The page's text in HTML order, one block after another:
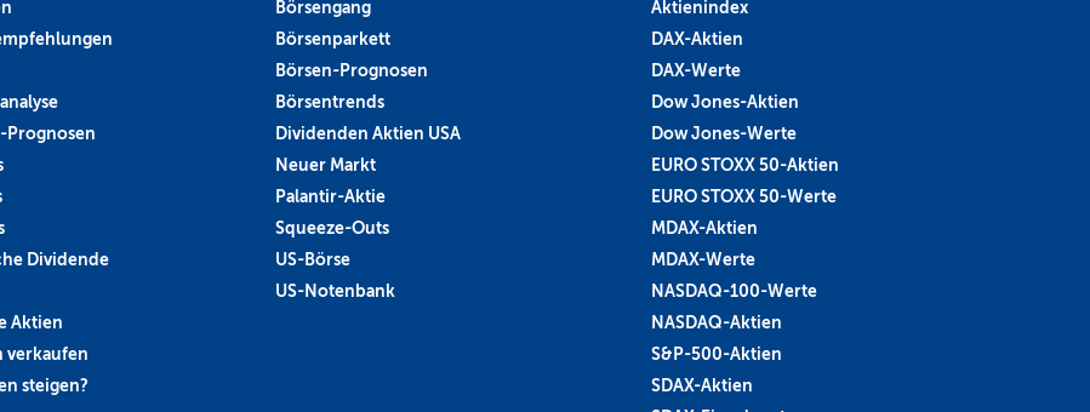
Dividende
Aktien
verkaufen
steigen?
Börsengang
Börsenparkett
Börsen-Prognosen
Börsentrends
Dividenden Aktien USA
Neuer Markt
Palantir-Aktie
Squeeze-Outs
US-Börse
US-Notenbank
Aktienindex
DAX-Aktien
DAX-Werte
Dow Jones-Aktien
Dow Jones-Werte
EURO STOXX 50-Aktien
EURO STOXX 50-Werte
MDAX-Aktien
MDAX-Werte
NASDAQ-100-Werte
NASDAQ-Aktien
S&P-500-Aktien
SDAX-Aktien